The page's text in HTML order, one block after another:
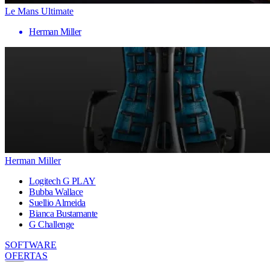
Le Mans Ultimate
Herman Miller
Herman Miller
Logitech G PLAY
Bubba Wallace
Suellio Almeida
Bianca Bustamante
G Challenge
SOFTWARE
OFERTAS